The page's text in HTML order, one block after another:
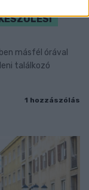
másfél órával
találkozó
1 hozzászólás